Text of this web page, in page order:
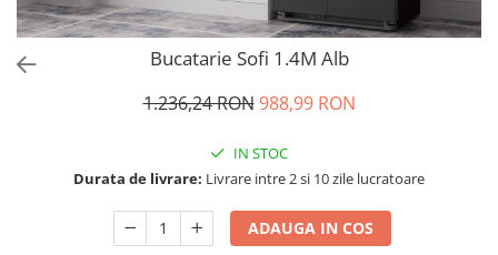
Bucatarie Sofi 1.4M Alb
1.236,24 RON 988,99 RON
IN STOC
Durata de livrare: Livrare intre 2 si 10 zile lucratoare
ADAUGA IN COS